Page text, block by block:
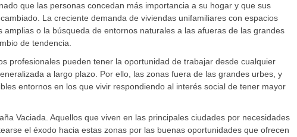
que las personas concedan más importancia a su hogar y que sus
La creciente demanda de viviendas unifamiliares con espacios
o la búsqueda de entornos naturales a las afueras de las grandes
de tendencia.
profesionales pueden tener la oportunidad de trabajar desde cualquier
a largo plazo. Por ello, las zonas fuera de las grandes urbes, y
entornos en los que vivir respondiendo al interés social de tener mayor
Vaciada. Aquellos que viven en las principales ciudades por necesidades
el éxodo hacia estas zonas por las buenas oportunidades que ofrecen